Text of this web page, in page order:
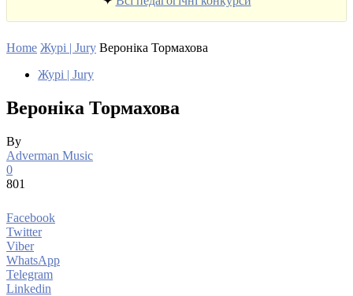
Home Журі | Jury Вероніка Тормахова
Журі | Jury
Вероніка Тормахова
By
Adverman Music
0
801
Facebook
Twitter
Viber
WhatsApp
Telegram
Linkedin